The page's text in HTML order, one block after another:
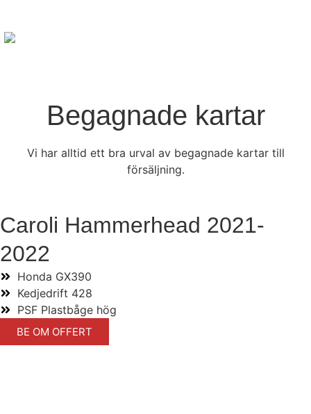
Begagnade kartar
Vi har alltid ett bra urval av begagnade kartar till
försäljning.
Caroli Hammerhead 2021-
2022
Honda GX390
Kedjedrift 428
PSF Plastbåge hög
BE OM OFFERT